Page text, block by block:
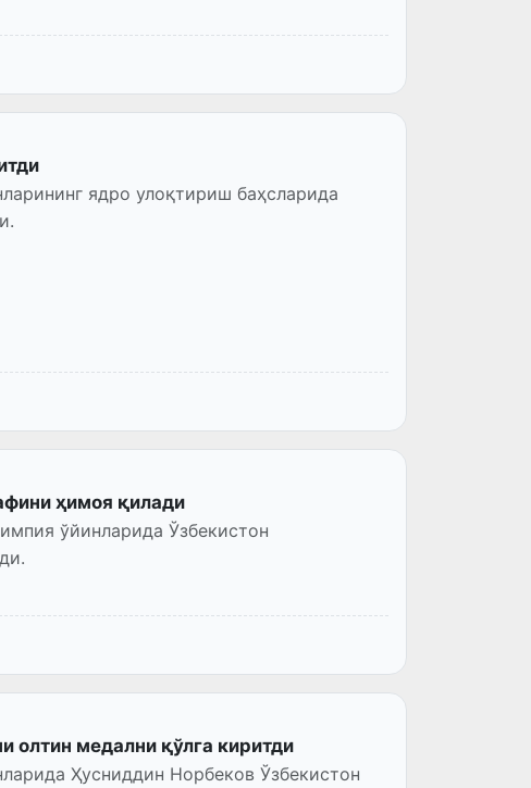
ядро улоқтириш баҳсларида
ҳимоя қилади
ўйинларида Ўзбекистон
олтин медални қўлга киритди
Ҳусниддин Норбеков Ўзбекистон